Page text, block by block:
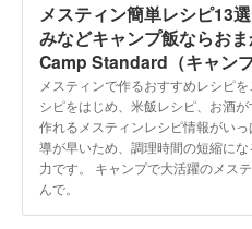
メスティン簡単レシピ13
みなどキャンプ飯ならお
Camp Standard（キャン
メスティンで作るおすすめレシピ
シピをはじめ、米飯レシピ、お酒
作れるメスティンレシピ情報がい
導が早いため、調理時間の短縮に
力です。 キャンプで大活躍のメス
んで。